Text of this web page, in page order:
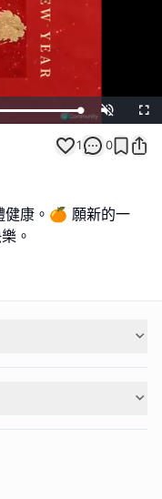
Unmute
1 0
健康。🍊 願新的一
。